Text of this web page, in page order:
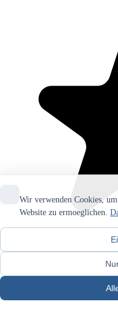
Wir verwenden Cookies,
Website zu ermoeglichen.